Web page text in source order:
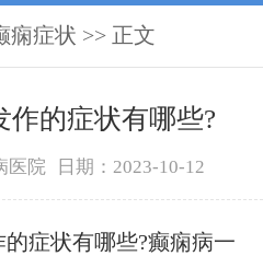
痫症状 >> 正文
作的症状有哪些?
医院 日期：2023-10-12
症状有哪些?癫痫病一